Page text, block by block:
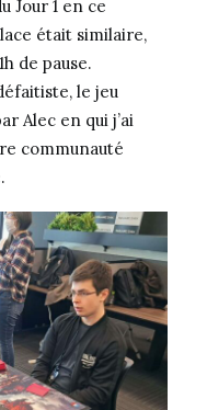
Jour 1 en ce
était similaire,
de pause.
le jeu
Alec en qui j’ai
communauté